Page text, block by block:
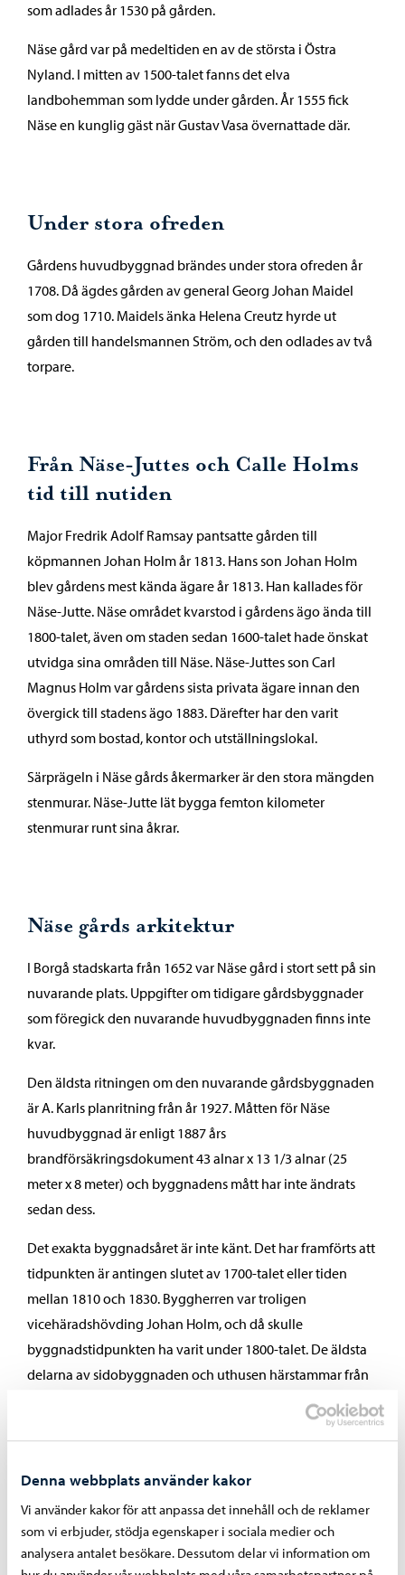
Denna webbplats använder kakor
Vi använder kakor för att anpassa det innehåll och de reklamer
som vi erbjuder, stödja egenskaper i sociala medier och
analysera antalet besökare. Dessutom delar vi information om
som adlades år 1530 på gården.
Näse gård var på medeltiden en av de största i Östra
Nyland. I mitten av 1500-talet fanns det elva
landbohemman som lydde under gården. År 1555 fick
Näse en kunglig gäst när Gustav Vasa övernattade där.
Under stora ofreden
Gårdens huvudbyggnad brändes under stora ofreden år
1708. Då ägdes gården av general Georg Johan Maidel
som dog 1710. Maidels änka Helena Creutz hyrde ut
gården till handelsmannen Ström, och den odlades av två
torpare.
Från Näse-Juttes och Calle Holms
tid till nutiden
Major Fredrik Adolf Ramsay pantsatte gården till
köpmannen Johan Holm år 1813. Hans son Johan Holm
blev gårdens mest kända ägare år 1813. Han kallades för
Näse-Jutte. Näse området kvarstod i gårdens ägo ända till
1800-talet, även om staden sedan 1600-talet hade önskat
utvidga sina områden till Näse. Näse-Juttes son Carl
Magnus Holm var gårdens sista privata ägare innan den
övergick till stadens ägo 1883. Därefter har den varit
uthyrd som bostad, kontor och utställningslokal.
Särprägeln i Näse gårds åkermarker är den stora mängden
stenmurar. Näse-Jutte lät bygga femton kilometer
stenmurar runt sina åkrar.
Näse gårds arkitektur
I Borgå stadskarta från 1652 var Näse gård i stort sett på sin
nuvarande plats. Uppgifter om tidigare gårdsbyggnader
som föregick den nuvarande huvudbyggnaden finns inte
kvar.
Den äldsta ritningen om den nuvarande gårdsbyggnaden
är A. Karls planritning från år 1927. Måtten för Näse
huvudbyggnad är enligt 1887 års
brandförsäkringsdokument 43 alnar x 13 1/3 alnar (25
meter x 8 meter) och byggnadens mått har inte ändrats
sedan dess.
Det exakta byggnadsåret är inte känt. Det har framförts att
tidpunkten är antingen slutet av 1700-talet eller tiden
mellan 1810 och 1830. Byggherren var troligen
vicehäradshövding Johan Holm, och då skulle
byggnadstidpunkten ha varit under 1800-talet. De äldsta
delarna av sidobyggnaden och uthusen härstammar från
Från vilken tid?
Tapeterna som hittats på väggytorna, takmålningen och
några fönster tyder på 1830–40-talen. Planritningen,